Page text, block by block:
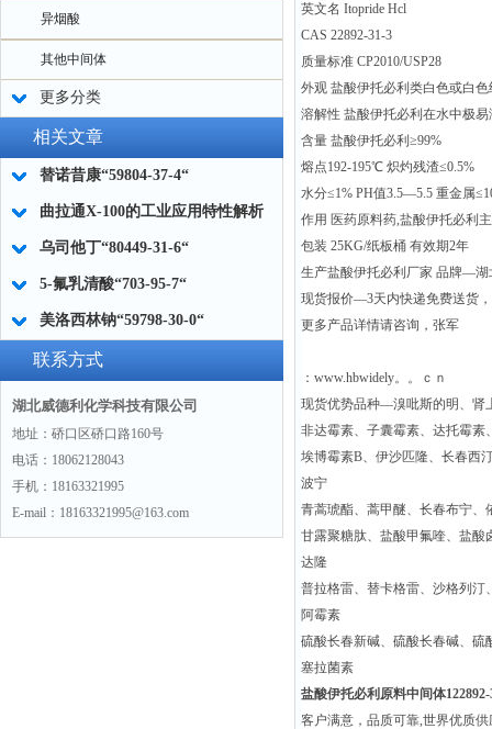
异烟酸
其他中间体
更多分类
相关文章
替诺昔康“59804-37-4“
曲拉通X-100的工业应用特性解析
乌司他丁“80449-31-6“
5-氟乳清酸“703-95-7“
美洛西林钠“59798-30-0“
联系方式
湖北威德利化学科技有限公司
地址：硚口区硚口路160号
电话：18062128043
手机：18163321995
E-mail：18163321995@163.com
英文名 Itopride Hcl
CAS 22892-31-3
质量标准 CP2010/USP28
外观 盐酸伊托必利类白色或白
溶解性 盐酸伊托必利在水中极
含量 盐酸伊托必利≥99%
熔点192-195℃ 炽灼残渣≤0.5%
水分≤1% PH值3.5—5.5 重金属
作用 医药原料药,盐酸伊托必利
包装 25KG/纸板桶 有效期2年
生产盐酸伊托必利厂家 品牌—
现货报价—3天内快递免费送货
更多产品详情请咨询，张军
：www.hbwidely。。ｃｎ
现货优势品种—溴吡斯的明、肾
非达霉素、子囊霉素、达托霉素
埃博霉素B、伊沙匹隆、长春西
波宁
青蒿琥酯、蒿甲醚、长春布宁
甘露聚糖肽、盐酸甲氟喹、盐酸
达隆
普拉格雷、替卡格雷、沙格列汀
阿霉素
硫酸长春新碱、硫酸长春碱、硫
塞拉菌素
盐酸伊托必利原料中间体122892-
客户满意，品质可靠,世界优质